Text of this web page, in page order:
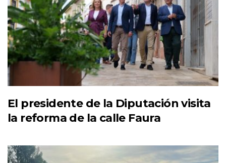
El presidente de la Diputación visita
la reforma de la calle Faura